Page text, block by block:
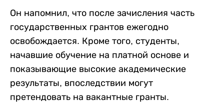
Он напомнил, что после зачисления часть
государственных грантов ежегодно
освобождается. Кроме того, студенты,
начавшие обучение на платной основе и
показывающие высокие академические
результаты, впоследствии могут
претендовать на вакантные гранты.